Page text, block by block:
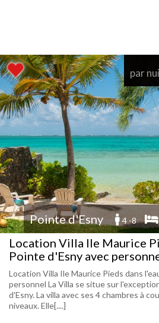
par
Pointe d'Esny 4 -8
Location Villa Ile Maurice
Pointe d'Esny avec
Location Villa Ile Maurice Pieds dans
personnel La Villa se situe sur
d'Esny. La villa avec ses 4 chambres à
niveaux. Elle[....]